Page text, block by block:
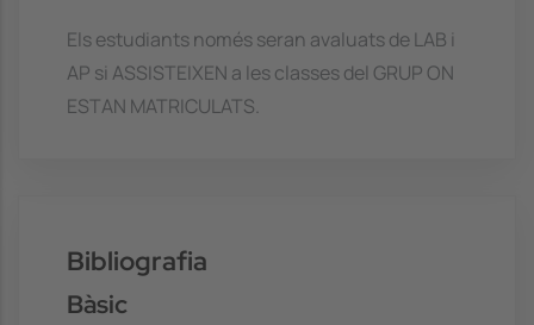
Els estudiants només seran avaluats de LAB i
AP si ASSISTEIXEN a les classes del GRUP ON
ESTAN MATRICULATS.
Bibliografia
Bàsic